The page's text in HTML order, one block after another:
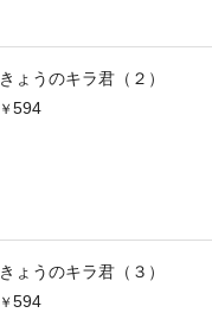
きょうのキラ君（２）
594
きょうのキラ君（３）
594